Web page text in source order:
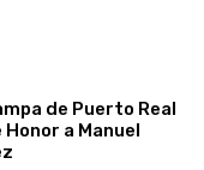
de Puerto Real
a Manuel